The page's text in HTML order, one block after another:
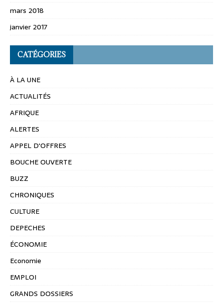
mars 2018
janvier 2017
CATÉGORIES
À LA UNE
ACTUALITÉS
AFRIQUE
ALERTES
APPEL D'OFFRES
BOUCHE OUVERTE
BUZZ
CHRONIQUES
CULTURE
DEPECHES
ÉCONOMIE
Economie
EMPLOI
GRANDS DOSSIERS